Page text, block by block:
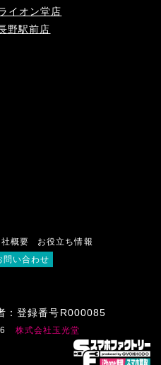
イオン堂店
野駅前店
概要
お役立ち情報
問い合わせ
：登録番号R000085
株式会社玉光堂